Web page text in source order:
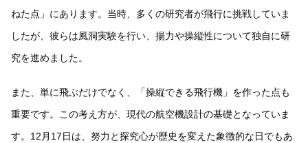
ねた点」にあります。当時、多くの研究者が飛行に挑戦していま
したが、彼らは風洞実験を行い、揚力や操縦性について独自に研
究を進めました。
また、単に飛ぶだけでなく、「操縦できる飛行機」を作った点も
重要です。この考え方が、現代の航空機設計の基礎となっていま
す。12月17日は、努力と探究心が歴史を変えた象徴的な日でもあ